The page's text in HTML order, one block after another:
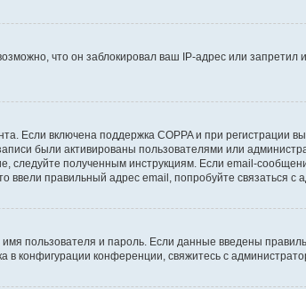
что он заблокировал ваш IP-адрес или
Если включена поддержка COPPA и при регистрации
были активированы пользователями или
полученным инструкциям. Если email-
правильный адрес email, попробуйте связаться с
пользователя и пароль. Если данные введены
конфигурации конференции, свяжитесь с